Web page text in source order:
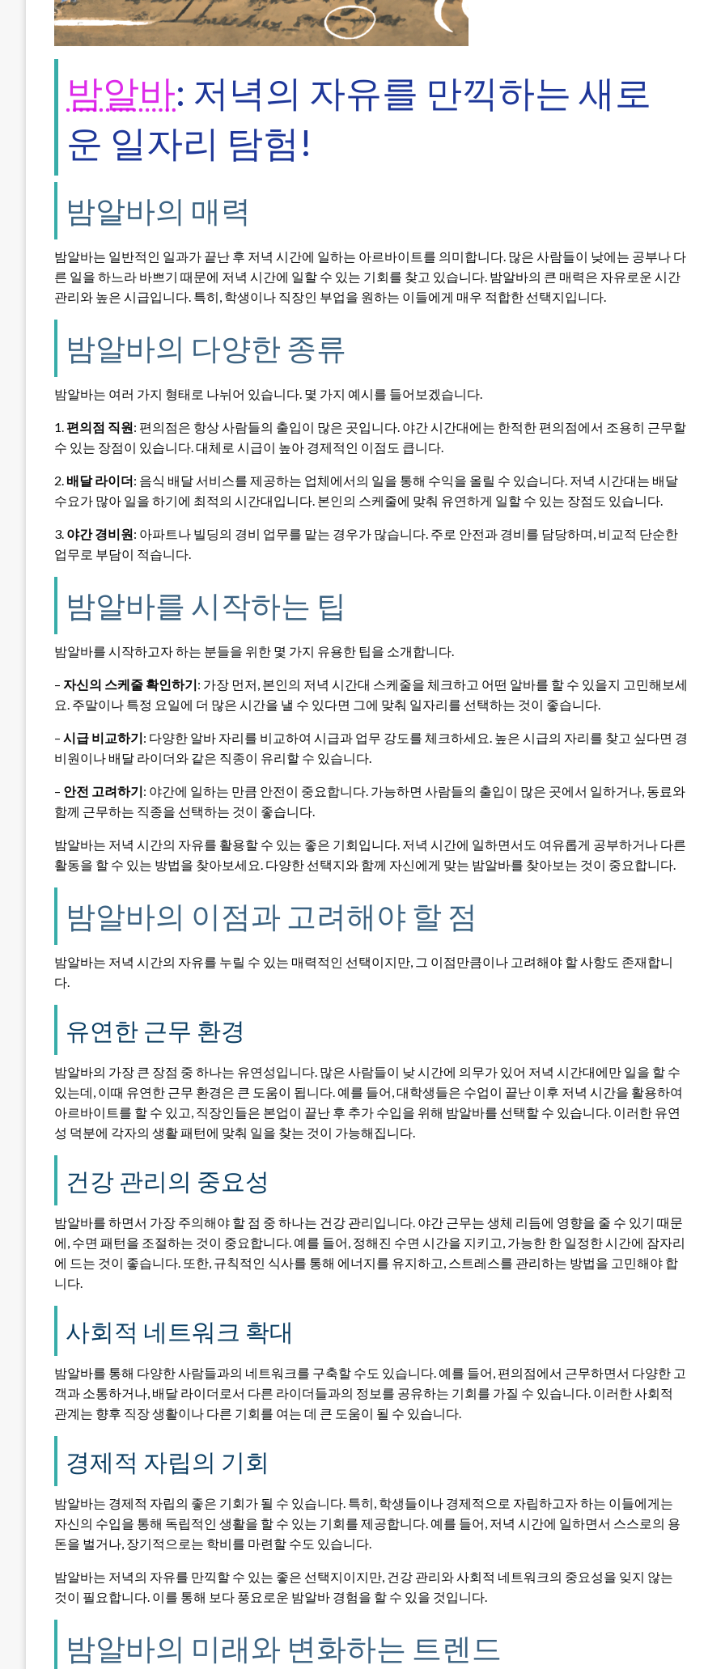
밤알바: 저녁의 자유를 만끽하는 새로
운 일자리 탐험!
밤알바의 매력
밤알바는 일반적인 일과가 끝난 후 저녁 시간에 일하는 아르바이트를 의미합니다. 많은 사람들이 낮에는 공부나 다
른 일을 하느라 바쁘기 때문에 저녁 시간에 일할 수 있는 기회를 찾고 있습니다. 밤알바의 큰 매력은 자유로운 시간
관리와 높은 시급입니다. 특히, 학생이나 직장인 부업을 원하는 이들에게 매우 적합한 선택지입니다.
밤알바의 다양한 종류
밤알바는 여러 가지 형태로 나뉘어 있습니다. 몇 가지 예시를 들어보겠습니다.
1.편의점 직원: 편의점은 항상 사람들의 출입이 많은 곳입니다. 야간 시간대에는 한적한 편의점에서 조용히 근무할
수 있는 장점이 있습니다. 대체로 시급이 높아 경제적인 이점도 큽니다.
2. 배달 라이더: 음식 배달 서비스를 제공하는 업체에서의 일을 통해 수익을 올릴 수 있습니다. 저녁 시간대는 배달
수요가 많아 일을 하기에 최적의 시간대입니다. 본인의 스케줄에 맞춰 유연하게 일할 수 있는 장점도 있습니다.
3. 야간 경비원: 아파트나 빌딩의 경비 업무를 맡는 경우가 많습니다. 주로 안전과 경비를 담당하며, 비교적 단순한
업무로 부담이 적습니다.
밤알바를 시작하는 팁
밤알바를 시작하고자 하는 분들을 위한 몇 가지 유용한 팁을 소개합니다.
– 자신의 스케줄 확인하기: 가장 먼저, 본인의 저녁 시간대 스케줄을 체크하고 어떤 알바를 할 수 있을지 고민해보세
요. 주말이나 특정 요일에 더 많은 시간을 낼 수 있다면 그에 맞춰 일자리를 선택하는 것이 좋습니다.
– 시급 비교하기: 다양한 알바 자리를 비교하여 시급과 업무 강도를 체크하세요. 높은 시급의 자리를 찾고 싶다면 경
비원이나 배달 라이더와 같은 직종이 유리할 수 있습니다.
– 안전 고려하기: 야간에 일하는 만큼 안전이 중요합니다. 가능하면 사람들의 출입이 많은 곳에서 일하거나, 동료와
함께 근무하는 직종을 선택하는 것이 좋습니다.
밤알바는 저녁 시간의 자유를 활용할 수 있는 좋은 기회입니다. 저녁 시간에 일하면서도 여유롭게 공부하거나 다른
활동을 할 수 있는 방법을 찾아보세요. 다양한 선택지와 함께 자신에게 맞는 밤알바를 찾아보는 것이 중요합니다.
밤알바의 이점과 고려해야 할 점
밤알바는 저녁 시간의 자유를 누릴 수 있는 매력적인 선택이지만, 그 이점만큼이나 고려해야 할 사항도 존재합니
다.
유연한 근무 환경
밤알바의 가장 큰 장점 중 하나는 유연성입니다. 많은 사람들이 낮 시간에 의무가 있어 저녁 시간대에만 일을 할 수
있는데, 이때 유연한 근무 환경은 큰 도움이 됩니다. 예를 들어, 대학생들은 수업이 끝난 이후 저녁 시간을 활용하여
아르바이트를 할 수 있고, 직장인들은 본업이 끝난 후 추가 수입을 위해 밤알바를 선택할 수 있습니다. 이러한 유연
성 덕분에 각자의 생활 패턴에 맞춰 일을 찾는 것이 가능해집니다.
건강 관리의 중요성
밤알바를 하면서 가장 주의해야 할 점 중 하나는 건강 관리입니다. 야간 근무는 생체 리듬에 영향을 줄 수 있기 때문
에, 수면 패턴을 조절하는 것이 중요합니다. 예를 들어, 정해진 수면 시간을 지키고, 가능한 한 일정한 시간에 잠자리
에 드는 것이 좋습니다. 또한, 규칙적인 식사를 통해 에너지를 유지하고, 스트레스를 관리하는 방법을 고민해야 합
니다.
사회적 네트워크 확대
밤알바를 통해 다양한 사람들과의 네트워크를 구축할 수도 있습니다. 예를 들어, 편의점에서 근무하면서 다양한 고
객과 소통하거나, 배달 라이더로서 다른 라이더들과의 정보를 공유하는 기회를 가질 수 있습니다. 이러한 사회적
관계는 향후 직장 생활이나 다른 기회를 여는 데 큰 도움이 될 수 있습니다.
경제적 자립의 기회
밤알바는 경제적 자립의 좋은 기회가 될 수 있습니다. 특히, 학생들이나 경제적으로 자립하고자 하는 이들에게는
자신의 수입을 통해 독립적인 생활을 할 수 있는 기회를 제공합니다. 예를 들어, 저녁 시간에 일하면서 스스로의 용
돈을 벌거나, 장기적으로는 학비를 마련할 수도 있습니다.
밤알바는 저녁의 자유를 만끽할 수 있는 좋은 선택지이지만, 건강 관리와 사회적 네트워크의 중요성을 잊지 않는
것이 필요합니다. 이를 통해 보다 풍요로운 밤알바 경험을 할 수 있을 것입니다.
밤알바의 미래와 변화하는 트렌드